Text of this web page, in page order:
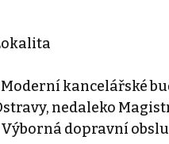
Moderní kancelářské
nedaleko
Výborná dopravní